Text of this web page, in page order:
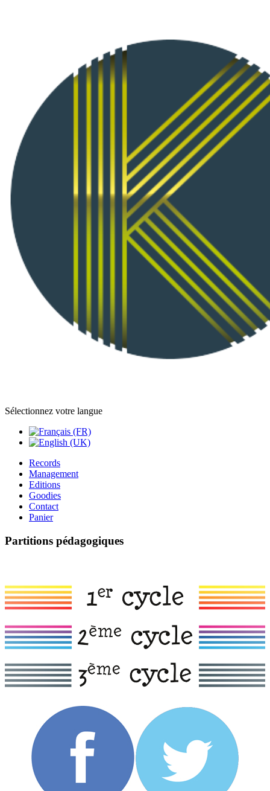
Sélectionnez votre langue
Records
Management
Editions
Goodies
Contact
Panier
Partitions pédagogiques